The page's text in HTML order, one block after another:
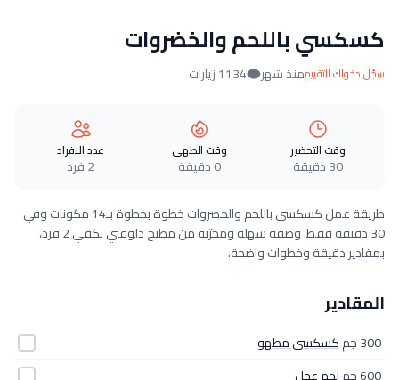
كسكسي باللحم والخضروات
سجّل دخولك للتقييممنذ شهر 1134 زيارات
وقت التحضير
30 دقيقة
وقت الطهي
0 دقيقة
عدد الافراد
2 فرد
طريقة عمل كسكسي باللحم والخضروات خطوة بخطوة بـ14 مكونات وفي
30 دقيقة فقط. وصفة سهلة ومجرّبة من مطبخ دلوقتي تكفي 2 فرد،
بمقادير دقيقة وخطوات واضحة.
المقادير
300 جم
كسكسى مطهو
600 جم
لحم عجل